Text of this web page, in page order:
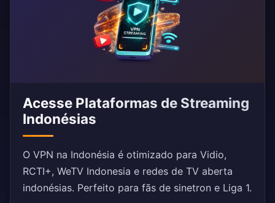
Acesse Plataformas de Streaming
Indonésias
O VPN na Indonésia é otimizado para Vidio,
RCTI+, WeTV Indonesia e redes de TV aberta
indonésias. Perfeito para fãs de sinetron e Liga 1.